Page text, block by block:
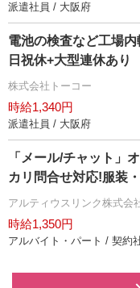
派遣社員 / 大阪府
電池の検査など工場
日祝休+大型連休あり
株式会社トーコー
時給1,340円
派遣社員 / 大阪府
「メール/チャット」
カリ問合せ対応!服装
アルティウスリンク株式会
時給1,350円
アルバイト・パート / 契約